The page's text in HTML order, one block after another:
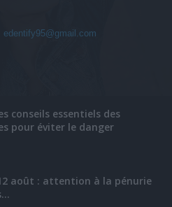
edentify95@gmail.com
conseils essentiels des
pour éviter le danger
août : attention à la pénurie